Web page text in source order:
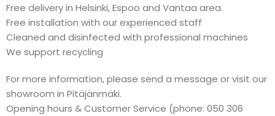
Free delivery in Helsinki, Espoo and Vantaa area.
Free installation with our experienced staff
Cleaned and disinfected with professional machines
We support recycling
For more information, please send a message or visit our
showroom in Pitäjänmäki.
Opening hours & Customer Service (phone: 050 306